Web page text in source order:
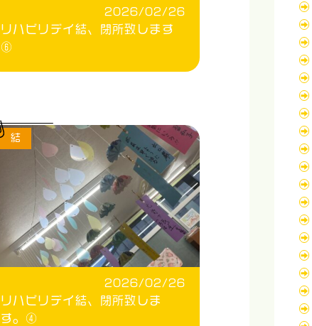
2026/02/26
リハビリデイ結、閉所致します
⑥
2026/02/26
リハビリデイ結、閉所致しま
す。④
結